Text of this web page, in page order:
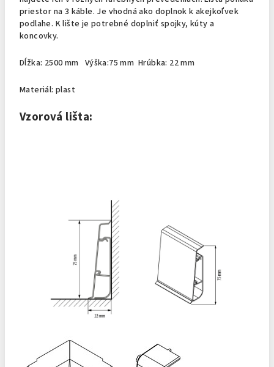
priestor na 3 káble. Je vhodná ako doplnok k akejkoľvek
podlahe. K lište je potrebné doplniť spojky, kúty a
koncovky.
Dĺžka: 2500 mm Výška:75 mm Hrúbka: 22 mm
Materiál: plast
Vzorová lišta: